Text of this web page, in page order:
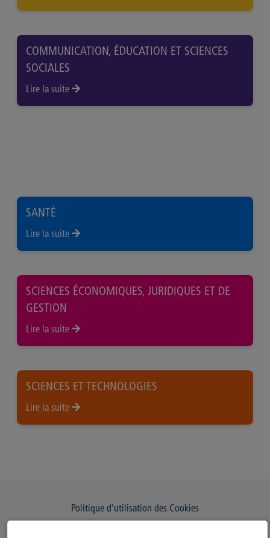
COMMUNICATION, ÉDUCATION ET SCIENCES
SOCIALES
Lire la suite
SANTÉ
Lire la suite
SCIENCES ÉCONOMIQUES, JURIDIQUES ET DE
GESTION
Lire la suite
SCIENCES ET TECHNOLOGIES
Lire la suite
Politique d’utilisation des Cookies